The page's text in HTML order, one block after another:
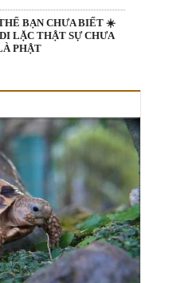
BẠN CHƯA BIẾT ☀️
LẶC THẬT SỰ CHƯA
PHẬT